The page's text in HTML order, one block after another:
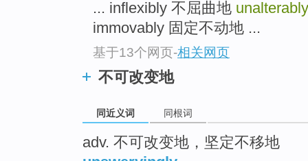
... inflexibly 不屈曲地
immovably 固定不动地 ...
基于13个网页-相关网页
不可改变地
同近义词 同根词
adv. 不可改变地，坚定不移地